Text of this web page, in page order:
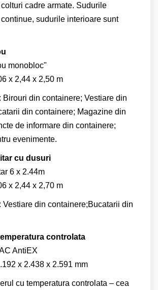
cadre armate. Sudurile
sudurile interioare sunt
monobloc"
x 2,44 x 2,50 m
Birouri din containere; Vestiare din
din containere; Magazine din
de informare din containere;
evenimente.
cu dusuri
6 x 2.44m
x 2,44 x 2,70 m
Vestiare din containere;Bucatarii din
controlata
AntiEX
x 2.438 x 2.591 mm
cu temperatura controlata – cea